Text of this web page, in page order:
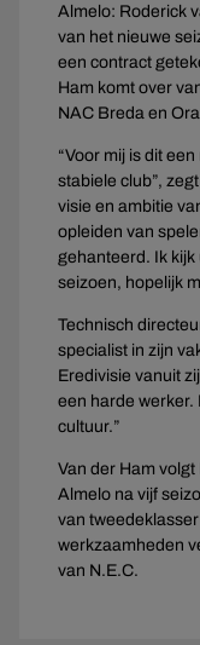
Almelo: Roderick
van het nieuwe
een contract
Ham komt over
NAC Breda en
“Voor mij is dit
stabiele club”,
visie en ambitie
opleiden van
gehanteerd. Ik
seizoen, hopelijk
Technisch
specialist in zijn
Eredivisie vanuit
een harde werker.
cultuur.”
Van der Ham
Almelo na vijf
van
werkzaamheden
van N.E.C.